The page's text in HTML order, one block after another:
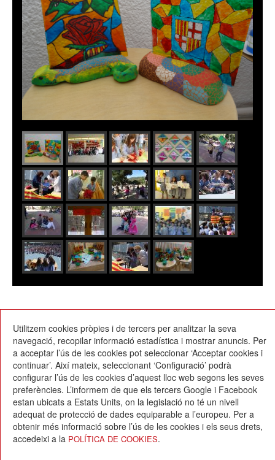
21/04/2017
Escola Betània-Patmos
C. Montevideo, 13
08034 Barcelona
Utilitzem cookies pròpies i de tercers per analitzar la seva
navegació, recopilar informació estadística i mostrar anuncis. Per
a acceptar l’ús de les cookies pot seleccionar ‘Acceptar cookies i
continuar’. Així mateix, seleccionant ‘Configuració’ podrà
configurar l’ús de les cookies d’aquest lloc web segons les seves
preferències. L’informem de que els tercers Google i Facebook
estan ubicats a Estats Units, on la legislació no té un nivell
adequat de protecció de dades equiparable a l’europeu. Per a
obtenir més informació sobre l’ús de les cookies i els seus drets,
accedeixi a la POLÍTICA DE COOKIES.